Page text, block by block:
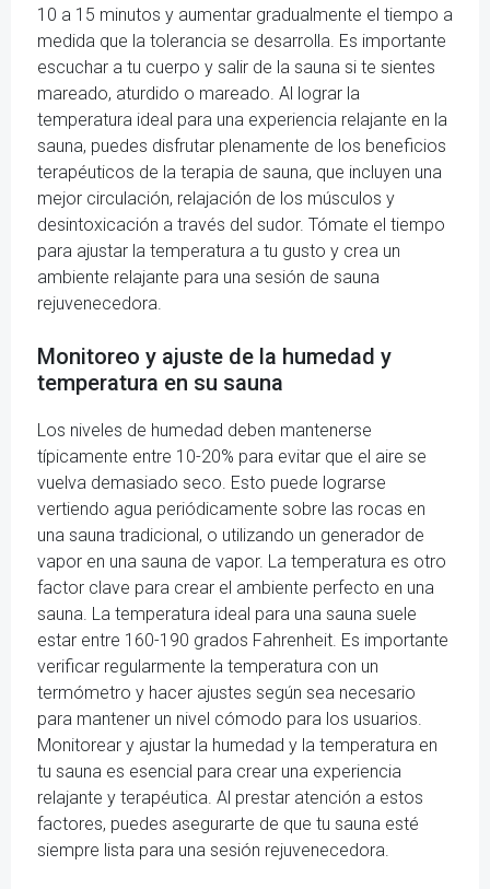
10 a 15 minutos y aumentar gradualmente el tiempo a
medida que la tolerancia se desarrolla. Es importante
escuchar a tu cuerpo y salir de la sauna si te sientes
mareado, aturdido o mareado. Al lograr la
temperatura ideal para una experiencia relajante en la
sauna, puedes disfrutar plenamente de los beneficios
terapéuticos de la terapia de sauna, que incluyen una
mejor circulación, relajación de los músculos y
desintoxicación a través del sudor. Tómate el tiempo
para ajustar la temperatura a tu gusto y crea un
ambiente relajante para una sesión de sauna
rejuvenecedora.
Monitoreo y ajuste de la humedad y
temperatura en su sauna
Los niveles de humedad deben mantenerse
típicamente entre 10-20% para evitar que el aire se
vuelva demasiado seco. Esto puede lograrse
vertiendo agua periódicamente sobre las rocas en
una sauna tradicional, o utilizando un generador de
vapor en una sauna de vapor. La temperatura es otro
factor clave para crear el ambiente perfecto en una
sauna. La temperatura ideal para una sauna suele
estar entre 160-190 grados Fahrenheit. Es importante
verificar regularmente la temperatura con un
termómetro y hacer ajustes según sea necesario
para mantener un nivel cómodo para los usuarios.
Monitorear y ajustar la humedad y la temperatura en
tu sauna es esencial para crear una experiencia
relajante y terapéutica. Al prestar atención a estos
factores, puedes asegurarte de que tu sauna esté
siempre lista para una sesión rejuvenecedora.